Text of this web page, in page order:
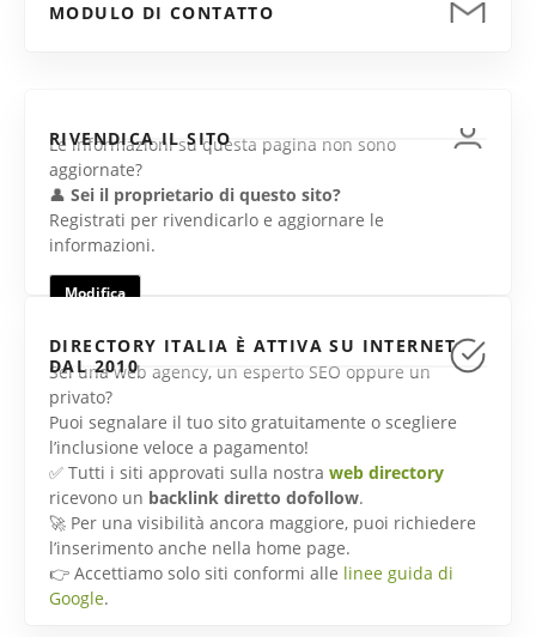
MODULO DI CONTATTO
RIVENDICA IL SITO
Le informazioni su questa pagina non sono
aggiornate?
👤 Sei il proprietario di questo sito?
Registrati per rivendicarlo e aggiornare le
informazioni.
Modifica
DIRECTORY ITALIA È ATTIVA SU INTERNET
DAL 2010
Sei una web agency, un esperto SEO oppure un
privato?
Puoi segnalare il tuo sito gratuitamente o scegliere
l’inclusione veloce a pagamento!
✅ Tutti i siti approvati sulla nostra web directory
ricevono un backlink diretto dofollow.
🚀 Per una visibilità ancora maggiore, puoi richiedere
l’inserimento anche nella home page.
👉 Accettiamo solo siti conformi alle linee guida di
Google.